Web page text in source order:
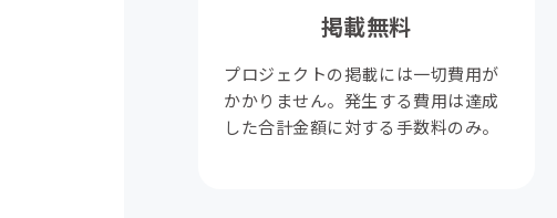
掲載無料
プロジェクトの掲載には一切費用が
かかりません。発生する費用は達成
した合計金額に対する手数料のみ。